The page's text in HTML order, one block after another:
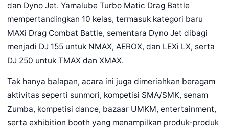
dan Dyno Jet. Yamalube Turbo Matic Drag Battle
mempertandingkan 10 kelas, termasuk kategori baru
MAXi Drag Combat Battle, sementara Dyno Jet dibagi
menjadi DJ 155 untuk NMAX, AEROX, dan LEXi LX, serta
DJ 250 untuk TMAX dan XMAX.
Tak hanya balapan, acara ini juga dimeriahkan beragam
aktivitas seperti sunmori, kompetisi SMA/SMK, senam
Zumba, kompetisi dance, bazaar UMKM, entertainment,
serta exhibition booth yang menampilkan produk-produk